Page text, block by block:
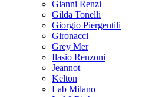
Gianni Renzi
Gilda Tonelli
Giorgio Piergentili
Gironacci
Grey Mer
Ilasio Renzoni
Jeannot
Kelton
Lab Milano